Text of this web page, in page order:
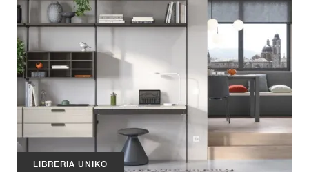
LIBRERIA UNIKO